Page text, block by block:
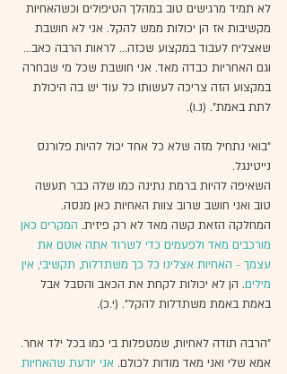
לא תמיד מרגישים טוב במהלך הטיפולים וכשהאחיות
מקשיבות אז הן יכולות ממש להקל. אני לא חושבת
שאצליח לעבוד במקצוע שכזה... לראות הרבה כאב...
וגם האחריות כבדה מאד. אני חושבת שכל מי שבחרה
במקצוע הזה צריכה לעשותו כל עוד יש בה היכולת
לתת באמת". (נ.ו).
"בואי נתחיל מזה שלא כל אחד יכול להיות פלורנס
נייטינגל.
השאיפה להיות ברמת נתינה כמו שלה כבר תעשה
טוב ואני חושב שרוב צוות האחיות כאן מנסה.
המחלקה הזאת קשה מאד לא רק פיזית. המקרים כאן
מורכבים מאד ולפעמים כדי לשרוד אתה אוטם את
עצמך - האחיות אצלינו כל כך משתדלות, תקשיבי, אין
מילים. הן לא יכולות לקחת את הכאב והסבל אבל
באמת באמת משתדלות להקל". (י.כ).
"הרבה תודה לאחיות, שמטפלות בי כמו בכל ילד אחר.
אמא שלי ואני מאד מודות לכולם. אני יודעת שהאחיות